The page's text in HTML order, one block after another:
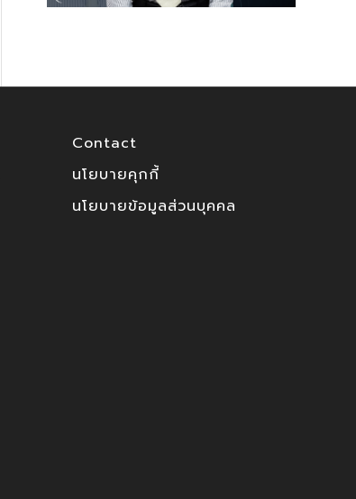
Contact
นโยบายคุกกี้
นโยบายข้อมูลส่วนบุคคล